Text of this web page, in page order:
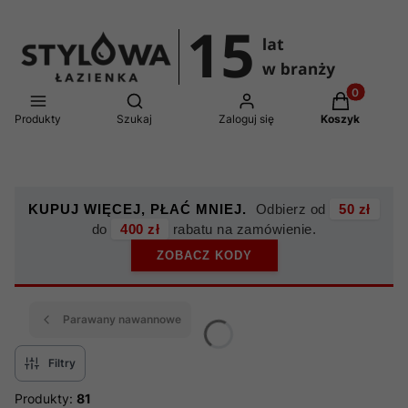
Produkty
Otwórz wyszukiwarkę
Szukaj Zaloguj się
Produkty
Koszyk
KUPUJ WIĘCEJ, PŁAĆ MNIEJ. Odbierz od
50 zł
do
400 zł rabatu na zamówienie.
ZOBACZ KODY
Parawany nawannowe
Filtry
Produkty: 81